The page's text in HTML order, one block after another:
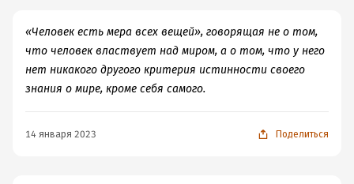
«Человек есть мера всех вещей», говорящая не о том,
что человек властвует над миром, а о том, что у него
нет никакого другого критерия истинности своего
знания о мире, кроме себя самого.
14 января 2023 Поделиться